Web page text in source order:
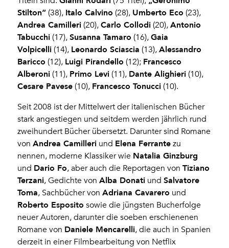
Stilton“ (38), Italo Calvino (28), Umberto Eco (23),
Andrea Camilleri (20),Carlo Collodi (20),Antonio
Tabucchi (17),Susanna Tamaro (16),Gaia
Volpicelli (14), Leonardo Sciascia (13),Alessandro
Baricco (12), Luigi Pirandello (12); Francesco
Alberoni (11), Primo Levi (11), Dante Alighieri (10),
Cesare Pavese (10), Francesco Tonucci (10).
Seit 2008 ist der Mittelwert der italienischen Bücher
stark angestiegen und seitdem werden jährlich rund
zweihundert Bücher übersetzt. Darunter sind Romane
vonAndrea Camilleri und Elena Ferrante zu
nennen, moderne Klassiker wie Natalia Ginzburg
und Dario Fo, aber auch die Reportagen vonTiziano
Terzani, Gedichte vonAlba Donati undSalvatore
Toma, Sachbücher vonAdriana Cavarero und
Roberto Esposito sowie die jüngsten Bucherfolge
neuer Autoren, darunter die soeben erschienenen
Romane von Daniele Mencarelli, die auch in Spanien
derzeit in einer Filmbearbeitung von Netflix